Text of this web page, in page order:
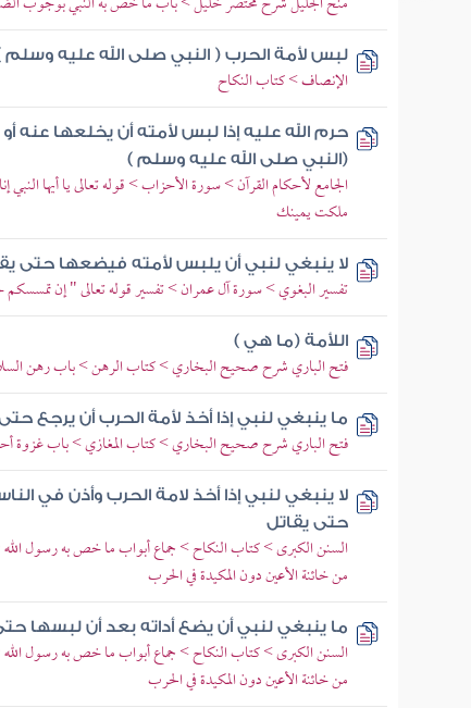
لبس لأمة الحرب ( النبي صلى الله عليه وسلم
الإنصاف > كتاب النكاح
حرم الله عليه إذا لبس لأمته أن يخلعها عنه
(النبي صلى الله عليه وسلم )
الجامع لأحكام القرآن > سورة الأحزاب > قوله تعالى يا أيها
ملكت يمينك
لا ينبغي لنبي أن يلبس لأمته فيضعها حتى
تفسير البغوي > سورة آل عمران > تفسير قوله تعالى " إن
اللأمة (ما هي )
فتح الباري شرح صحيح البخاري > كتاب الرهن > باب رهن
ما ينبغي لنبي إذا أخذ لأمة الحرب أن يرجع
فتح الباري شرح صحيح البخاري > كتاب المغازي > باب غزوة
لا ينبغي لنبي إذا أخذ لامة الحرب وأذن في
حتى يقاتل
السنن الكبرى > كتاب النكاح > جماع أبواب ما خص به رسول الله
من خائنة الأعين دون المكيدة في الحرب
ما ينبغي لنبي أن يضع أداته بعد أن لبسها
السنن الكبرى > كتاب النكاح > جماع أبواب ما خص به رسول الله
من خائنة الأعين دون المكيدة في الحرب